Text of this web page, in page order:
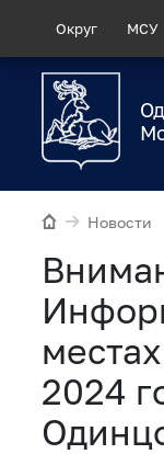
Округ МСУ
Новости
2024